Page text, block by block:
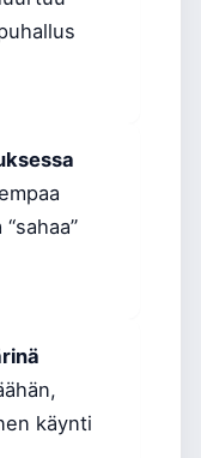
käynti